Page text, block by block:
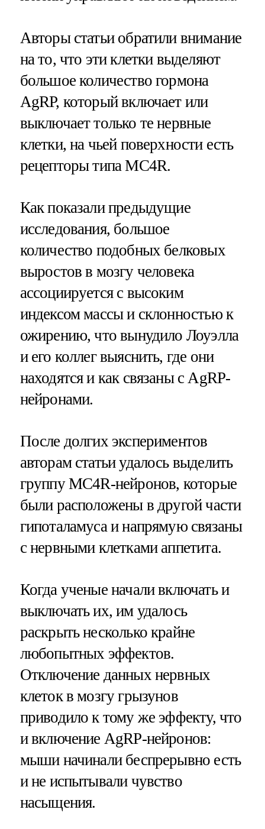
Авторы статьи обратили внимание
на то, что эти клетки выделяют
большое количество гормона
AgRP, который включает или
выключает только те нервные
клетки, на чьей поверхности есть
рецепторы типа MC4R.
Как показали предыдущие
исследования, большое
количество подобных белковых
выростов в мозгу человека
ассоциируется с высоким
индексом массы и склонностью к
ожирению, что вынудило Лоуэлла
и его коллег выяснить, где они
находятся и как связаны с AgRP-
нейронами.
После долгих экспериментов
авторам статьи удалось выделить
группу MC4R-нейронов, которые
были расположены в другой части
гипоталамуса и напрямую связаны
с нервными клетками аппетита.
Когда ученые начали включать и
выключать их, им удалось
раскрыть несколько крайне
любопытных эффектов.
Отключение данных нервных
клеток в мозгу грызунов
приводило к тому же эффекту, что
и включение AgRP-нейронов:
мыши начинали беспрерывно есть
и не испытывали чувство
насыщения.